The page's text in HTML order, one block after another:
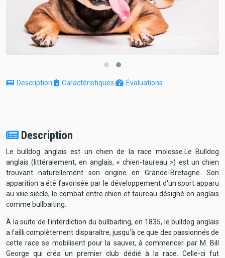
Description Caractéristiques Évaluations
Description
Le bulldog anglais est un chien de la race molosse.Le Bulldog
anglais (littéralement, en anglais, « chien-taureau ») est un chien
trouvant naturellement son origine en Grande-Bretagne. Son
apparition a été favorisée par le développement d'un sport apparu
au xiiie siècle, le combat entre chien et taureau désigné en anglais
comme bullbaiting.
À la suite de l'interdiction du bullbaiting, en 1835, le bulldog anglais
a failli complètement disparaître, jusqu'à ce que des passionnés de
cette race se mobilisent pour la sauver, à commencer par M. Bill
George qui créa un premier club dédié à la race. Celle-ci fut